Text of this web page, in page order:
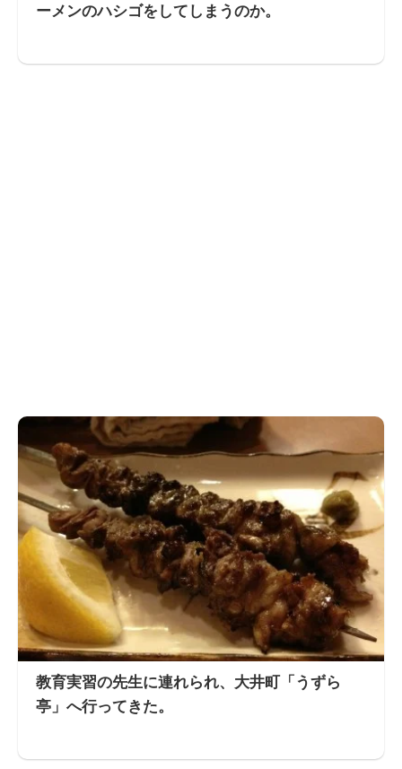
ーメンのハシゴをしてしまうのか。
教育実習の先生に連れられ、大井町「うずら
亭」へ行ってきた。